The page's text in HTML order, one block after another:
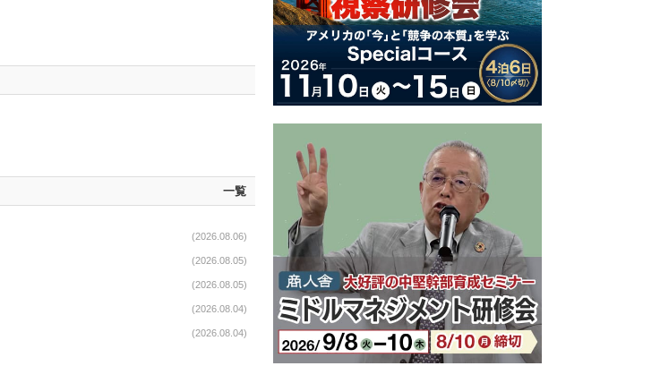
一覧
(2026.08.06)
(2026.08.05)
(2026.08.05)
(2026.08.04)
(2026.08.04)